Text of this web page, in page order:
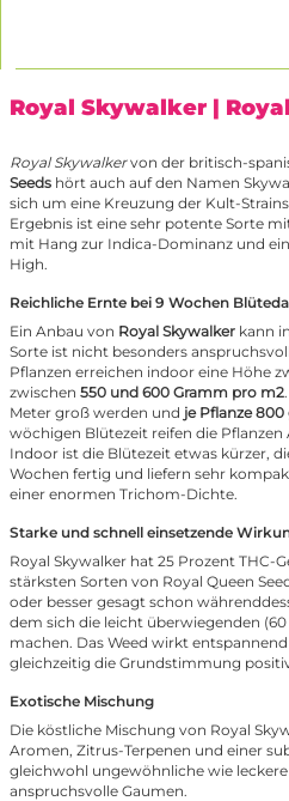
Royal Skywalker |
Royal Skywalkervon der britisch-
Seeds hört auch auf den Namen
sich um eine Kreuzung der Kult-Strains
Ergebnis ist eine sehr potente Sorte
mit Hang zur Indica-Dominanz und
High.
Reichliche Ernte bei 9 Wochen
Ein Anbau von Royal Skywalker kann
Sorte ist nicht besonders
Pflanzen erreichen indoor eine Höhe
zwischen 550 und 600 Gramm pro m2
Meter groß werden und je Pflanze 800
wöchigen Blütezeit reifen die
Indoor ist die Blütezeit etwas kürzer,
Wochen fertig und liefern sehr
einer enormen Trichom-Dichte.
Starke und schnell einsetzende
Royal Skywalker hat 25 Prozent THC-
stärksten Sorten von Royal Queen
oder besser gesagt schon
dem sich die leicht überwiegenden
machen. Das Weed wirkt
gleichzeitig die Grundstimmung
Exotische Mischung
Die köstliche Mischung von Royal
Aromen, Zitrus-Terpenen und einer
gleichwohl ungewöhnliche wie
anspruchsvolle Gaumen.